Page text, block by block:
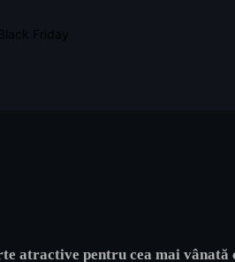
atractive pentru cea mai vânată